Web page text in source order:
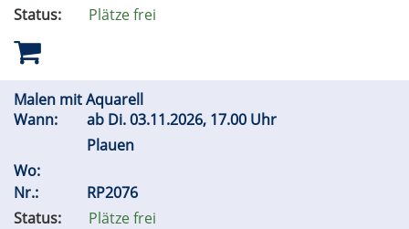
Status:
Plätze frei
Malen mit Aquarell
Wann:
ab Di.03.11.2026, 17.00 Uhr
Plauen
Wo:
Nr.:
RP2076
Status:
Plätze frei